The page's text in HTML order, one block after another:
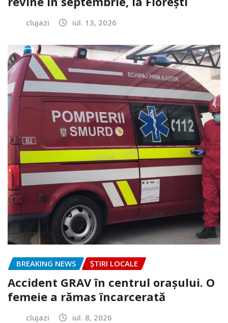
clujazi iul. 13, 2026
BREAKING NEWS ȘTIRI LOCALE
Accident GRAV în centrul orașului. O
femeie a rămas încarcerată
clujazi iul. 8, 2026